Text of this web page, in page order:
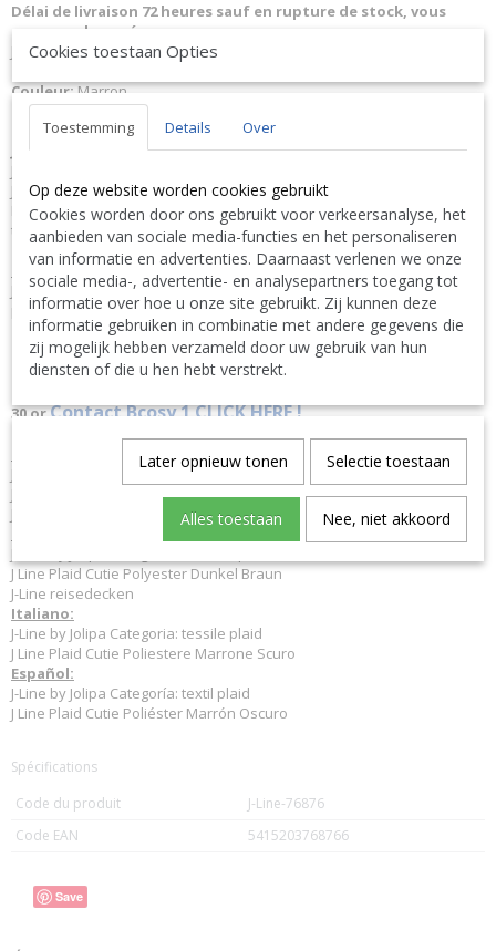
Délai de livraison 72 heures sauf en rupture de stock, vous
serez remboursé.
J-Line Plaid Cutie Polyester Marron Fonce 76876
Couleur:Marron.
Dimensions:L180xB130xH3 cm
Poids:2,2 kg.
JLine J-Line Code à barres EAN5415203768766 J-Line 76876 JL-76876
J-Line by Jolipa Catégorie: textile plaid
Remarque: Wash at 30 degree, Do not bleach, Do not iron, Do not
tumble dry, Do not dry machine
Français :
J-Line by Jolipa Plaid Cutie Polyester Marron Fonce /plaid cutie
polyester marron fonce
Nous livrons aussi à l'étranger. N'hésitez pas à nous contacter
||We ship also abroad. Feel free to contact us
30 orContact Bcosy 1 CLICK HERE !
J-Line by Jolipa Category: textiles plaid
J Line Plaid Cutie Polyester Dark Brown
J Line Plaid Cutie Polyester Dunkel Braun
J-Line reisedecken
Italiano:
J-Line by Jolipa Categoria: tessile plaid
J Line Plaid Cutie Poliestere Marrone Scuro
Español:
J-Line by Jolipa Categoría: textil plaid
J Line Plaid Cutie Poliéster Marrón Oscuro
Spécifications
Code du produit
J-Line-76876
Code EAN
5415203768766
Save
Cookies toestaan Opties
Toestemming Details Over
Op deze website worden cookies gebruikt
Cookies worden door ons gebruikt voor verkeersanalyse, het
aanbieden van sociale media-functies en het personaliseren
van informatie en advertenties. Daarnaast verlenen we onze
sociale media-, advertentie- en analysepartners toegang tot
informatie over hoe u onze site gebruikt. Zij kunnen deze
informatie gebruiken in combinatie met andere gegevens die
zij mogelijk hebben verzameld door uw gebruik van hun
diensten of die u hen hebt verstrekt.
Later opnieuw tonen Selectie toestaan
Alles toestaan Nee, niet akkoord